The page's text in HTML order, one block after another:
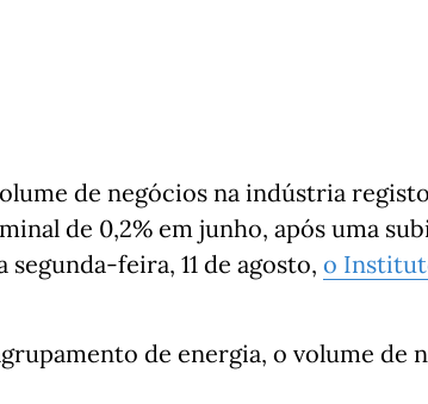
de negócios na indústria
de 0,2% em junho, após uma
feira, 11 de agosto, o
de energia, o volume de